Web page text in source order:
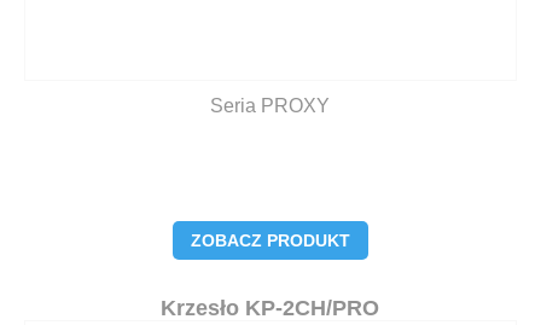
Seria PROXY
ZOBACZ PRODUKT
Krzesło KP-2CH/PRO